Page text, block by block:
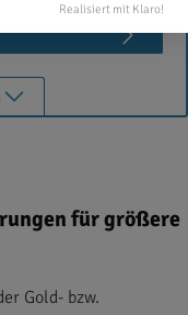
für größere
Gold- bzw.
Realisiert mit Klaro!